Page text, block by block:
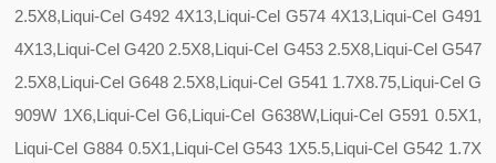
2.5X8,Liqui-Cel G492 4X13,Liqui-Cel G574 4X13,Liqui-Cel G491
4X13,Liqui-Cel G420 2.5X8,Liqui-Cel G453 2.5X8,Liqui-Cel G547
2.5X8,Liqui-Cel G648 2.5X8,Liqui-Cel G541 1.7X8.75,Liqui-Cel G
909W 1X6,Liqui-Cel G6,Liqui-Cel G638W,Liqui-Cel G591 0.5X1,
Liqui-Cel G884 0.5X1,Liqui-Cel G543 1X5.5,Liqui-Cel G542 1.7X